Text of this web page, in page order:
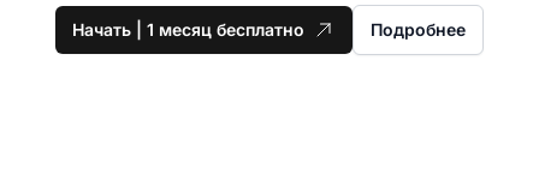
Начать | 1 месяц бесплатно Подробнее